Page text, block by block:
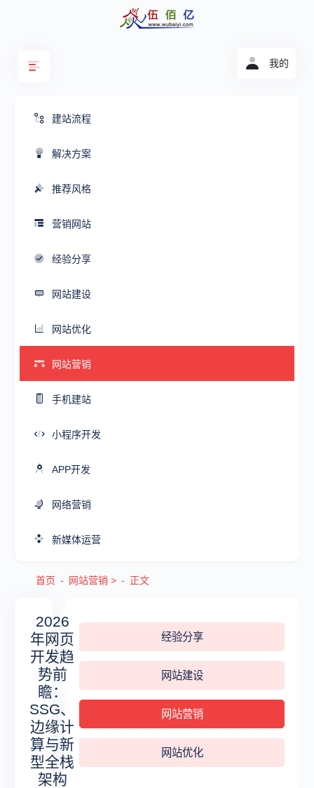
我的
建站流程
解决方案
推荐风格
营销网站
经验分享
网站建设
网站优化
网站营销
手机建站
小程序开发
APP开发
网络营销
新媒体运营
首页 网站营销 > 正文
经验分享
网站建设
网站营销
网站优化
2026
年网页
开发趋
势前
瞻：
SSG、
边缘计
算与新
型全栈
架构